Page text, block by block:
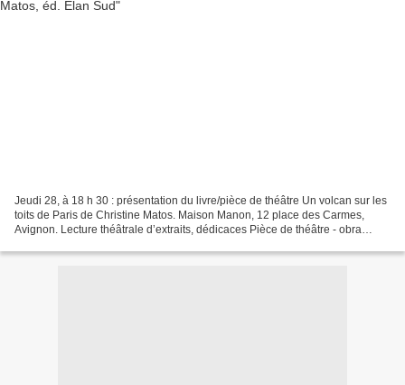
Jeudi 28, à 18 h 30 : présentation du livre/pièce de théâtre Un volcan sur les
toits de Paris de Christine Matos. Maison Manon, 12 place des Carmes,
Avignon. Lecture théâtrale d’extraits, dédicaces Pièce de théâtre - obra